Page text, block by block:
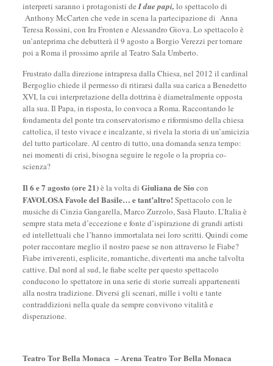
interpreti saranno i protagonisti deI due papi, lo spettacolo di
Anthony McCarten che vede in scena la partecipazione di Anna
Teresa Rossini, con Ira Fronten e Alessandro Giova. Lo spettacolo è
un’anteprima che debutterà il 9 agosto a Borgio Verezzi per tornare
poi a Roma il prossimo aprile al Teatro Sala Umberto.
Frustrato dalla direzione intrapresa dalla Chiesa, nel 2012 il cardinal
Bergoglio chiede il permesso di ritirarsi dalla sua carica a Benedetto
XVI, la cui interpretazione della dottrina è diametralmente opposta
alla sua. Il Papa, in risposta, lo convoca a Roma. Raccontando le
fondamenta del ponte tra conservatorismo e riformismo della chiesa
cattolica, il testo vivace e incalzante, si rivela la storia di un’amicizia
del tutto particolare. Al centro di tutto, una domanda senza tempo:
nei momenti di crisi, bisogna seguire le regole o la propria co-
scienza?
Il 6 e 7 agosto (ore 21)è la volta di Giuliana de Sio con
FAVOLOSA Favole del Basile… e tant’altro!Spettacolo con le
musiche di Cinzia Gangarella, Marco Zurzolo, Sasà Flauto. L’Italia è
sempre stata meta d’eccezione e fonte d’ispirazione di grandi artisti
ed intellettuali che l’hanno immortalata nei loro scritti. Quindi come
poter raccontare meglio il nostro paese se non attraverso le Fiabe?
Fiabe irriverenti, esplicite, romantiche, divertenti ma anche talvolta
cattive. Dal nord al sud, le fiabe scelte per questo spettacolo
conducono lo spettatore in una serie di storie surreali appartenenti
alla nostra tradizione. Diversi gli scenari, mille i volti e tante
contraddizioni nella quale da sempre convivono vitalità̀ e
disperazione.
Teatro Tor Bella Monaca – Arena Teatro Tor Bella Monaca